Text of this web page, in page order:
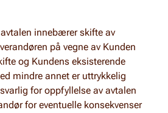
innebærer skifte av
på vegne av Kunden
og Kundens eksisterende
mindre annet er uttrykkelig
for oppfyllelse av avtalen
for eventuelle konsekvenser